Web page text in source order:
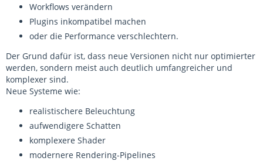
Workflows verändern
Plugins inkompatibel machen
oder die Performance verschlechtern.
Der Grund dafür ist, dass neue Versionen nicht nur optimierter
werden, sondern meist auch deutlich umfangreicher und
komplexer sind.
Neue Systeme wie:
realistischere Beleuchtung
aufwendigere Schatten
komplexere Shader
modernere Rendering-Pipelines